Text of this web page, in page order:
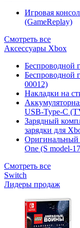
Игровая
(GameReplay)
Смотреть все
Аксессуары Xbox
Беспроводной
Беспроводной
00012)
Накладки на
USB-Type-C
Зарядный
зарядки для
Оригинальный
One (S model-
Смотреть все
Switch
Лидеры продаж